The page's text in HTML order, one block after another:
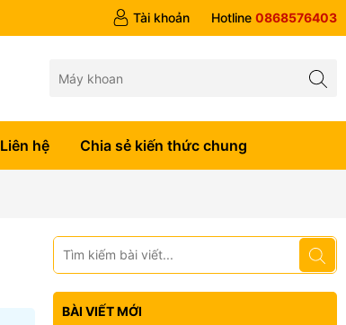
Tài khoản Hotline 0868576403
Liên hệ Chia sẻ kiến thức chung
BÀI VIẾT MỚI